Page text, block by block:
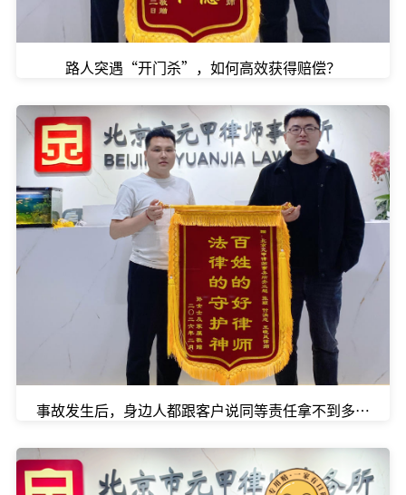
路人突遇“开门杀”，如何高效获得赔偿？
事故发生后，身边人都跟客户说同等责任拿不到多少钱，